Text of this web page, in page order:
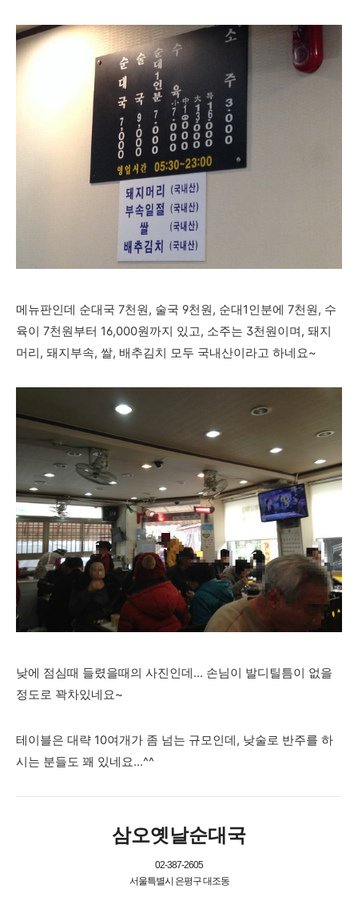
메뉴판인데 순대국 7천원, 술국 9천원, 순대1인분에 7천원, 수
육이 7천원부터 16,000원까지 있고, 소주는 3천원이며, 돼지
머리, 돼지부속, 쌀, 배추김치 모두 국내산이라고 하네요~
낮에 점심때 들렸을때의 사진인데... 손님이 발디틸틈이 없을
정도로 꽉차있네요~
테이블은 대략 10여개가 좀 넘는 규모인데, 낮술로 반주를 하
시는 분들도 꽤 있네요...^^